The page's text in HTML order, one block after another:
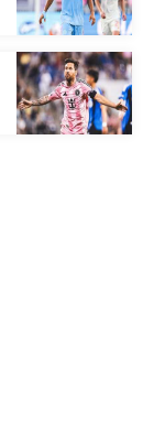
رياضة نسائية
آسيا
أمريكا